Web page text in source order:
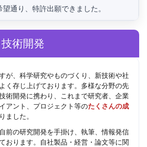
通り、特許出願できました。
術開発
が、科学研究やものづくり、新技術や社
く存じ上げております。多様な分野の先
術開発に携わり、これまで研究者、企業
アント、プロジェクト等のたくさんの成
ました。
前の研究開発を手掛け、執筆、情報発信
おります。自社製品・経営・論文等に関